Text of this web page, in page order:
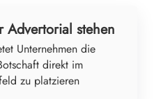
Advertorial stehen
Unternehmen die
direkt im
zu platzieren